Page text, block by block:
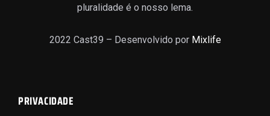
pluralidade é o nosso lema.
2022 Cast39 – Desenvolvido por Mixlife
PRIVACIDADE